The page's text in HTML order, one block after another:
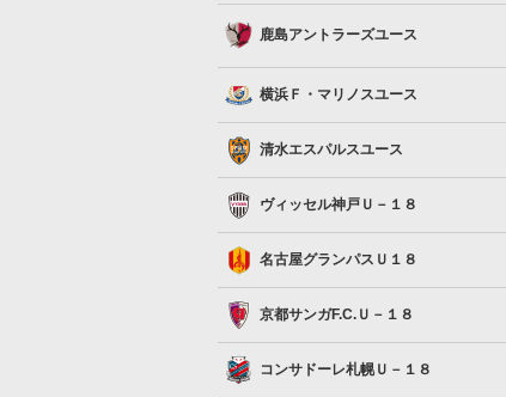
鹿島アントラーズユース
鹿島アントラーズユース
横浜Ｆ・マリノスユース
横浜Ｆ・マリノスユース
清水エスパルスユース
清水エスパルスユース
ヴィッセル神戸Ｕ－１８
ヴィッセル神戸Ｕ－１８
名古屋グランパスＵ１８
名古屋グランパスＵ１８
京都サンガF.C.Ｕ－１８
京都サンガF.C.Ｕ－１８
コンサドーレ札幌Ｕ－１８
コンサドーレ札幌Ｕ－１８